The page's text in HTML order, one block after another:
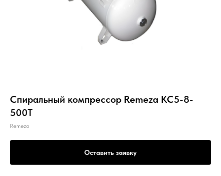
Спиральный компрессор Remeza КС5-8-
500Т
Remeza
Оставить заявку